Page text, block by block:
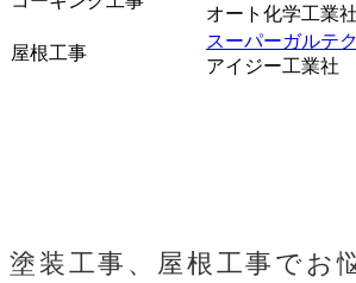
オート化学工業社
屋根工事
スーパーガルテ
アイジー工業社
塗装工事、屋根工事でお